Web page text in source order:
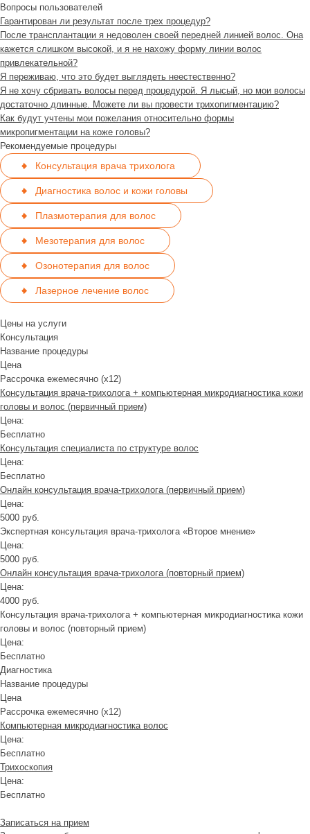
Вопросы пользователей
Гарантирован ли результат после трех процедур?
После трансплантации я недоволен своей передней линией волос. Она
кажется слишком высокой, и я не нахожу форму линии волос
привлекательной?
Я переживаю, что это будет выглядеть неестественно?
Я не хочу сбривать волосы перед процедурой. Я лысый, но мои волосы
достаточно длинные. Можете ли вы провести трихопигментацию?
Как будут учтены мои пожелания относительно формы
микропигментации на коже головы?
Рекомендуемые процедуры
Консультация врача трихолога
Диагностика волос и кожи головы
Плазмотерапия для волос
Мезотерапия для волос
Озонотерапия для волос
Лазерное лечение волос
Цены на услуги
Консультация
Название процедуры
Цена
Рассрочка ежемесячно (x12)
Консультация врача-трихолога + компьютерная микродиагностика кожи
головы и волос (первичный прием)
Цена:
Бесплатно
Консультация специалиста по структуре волос
Цена:
Бесплатно
Онлайн консультация врача-трихолога (первичный прием)
Цена:
5000 руб.
Экспертная консультация врача-трихолога «Второе мнение»
Цена:
5000 руб.
Онлайн консультация врача-трихолога (повторный прием)
Цена:
4000 руб.
Консультация врача-трихолога + компьютерная микродиагностика кожи
головы и волос (повторный прием)
Цена:
Бесплатно
Диагностика
Название процедуры
Цена
Рассрочка ежемесячно (x12)
Компьютерная микродиагностика волос
Цена:
Бесплатно
Трихоскопия
Цена:
Бесплатно
Записаться на прием